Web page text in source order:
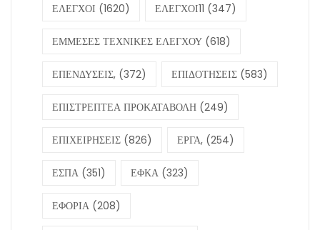
ΕΛΕΓΧΟΙ (1620) ΕΛΕΓΧΟΙ11 (347)
ΕΜΜΕΣΕΣ ΤΕΧΝΙΚΕΣ ΕΛΕΓΧΟΥ (618)
ΕΠΕΝΔΥΣΕΙΣ, (372) ΕΠΙΔΟΤΗΣΕΙΣ (583)
ΕΠΙΣΤΡΕΠΤΕΑ ΠΡΟΚΑΤΑΒΟΛΗ (249)
ΕΠΙΧΕΙΡΗΣΕΙΣ (826) ΕΡΓΑ, (254)
ΕΣΠΑ (351) ΕΦΚΑ (323)
ΕΦΟΡΙΑ (208)